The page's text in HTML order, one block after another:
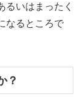
るいはまったく
なるところで
？